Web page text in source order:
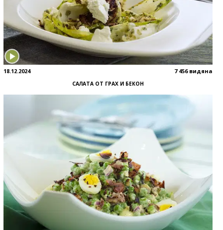
18.12.2024 7 456 видяна
САЛАТА ОТ ГРАХ И БЕКОН